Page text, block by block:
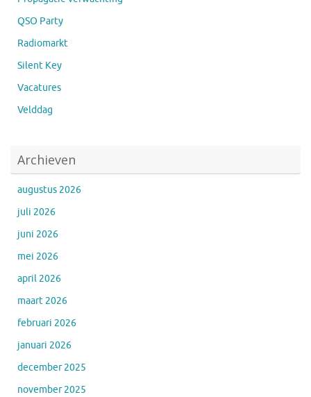
QSO Party
Radiomarkt
Silent Key
Vacatures
Velddag
Archieven
augustus 2026
juli 2026
juni 2026
mei 2026
april 2026
maart 2026
februari 2026
januari 2026
december 2025
november 2025